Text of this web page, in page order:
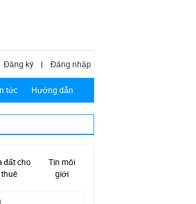
Đăng ký | Đăng nhập
tức Hướng dẫn
đất cho
thuê
Tin môi
giới